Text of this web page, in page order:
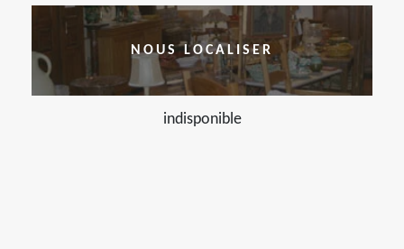
NOUS LOCALISER
indisponible